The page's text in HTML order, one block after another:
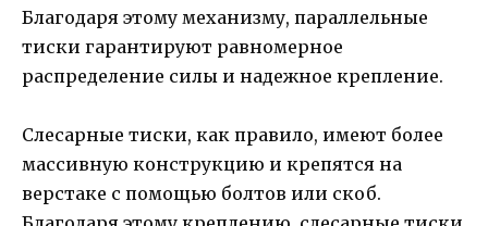
Благодаря этому механизму, параллельные
тиски гарантируют равномерное
распределение силы и надежное крепление.
Слесарные тиски, как правило, имеют более
массивную конструкцию и крепятся на
верстаке с помощью болтов или скоб.